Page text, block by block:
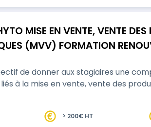
MISE EN VENTE, VENTE DES
(MVV) FORMATION
de donner aux stagiaires une
à la mise en vente, vente des
> 200€ HT